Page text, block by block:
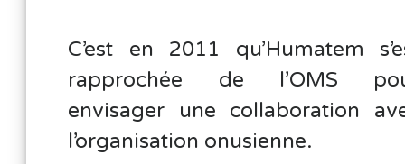
C’est en 2011 qu’Humatem
rapprochée de l’OMS
envisager une collaboration
l’organisation onusienne.